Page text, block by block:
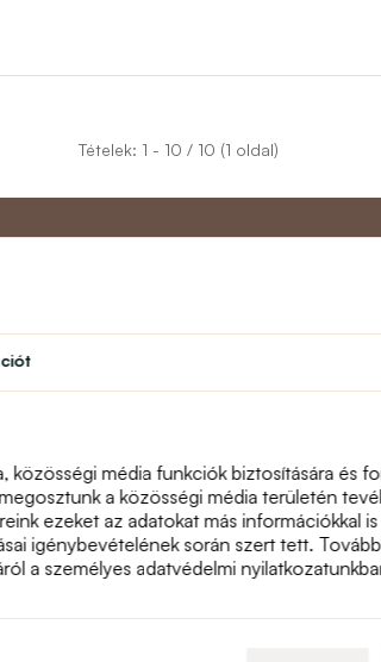
közösségi média funkciók biztosítására és
a közösségi média területén
ezeket az adatokat más információkkal
igénybevételének során szert tett.
a személyes adatvédelmi
Tételek: 1 - 10 / 10 (1 oldal)
Hűségprogram